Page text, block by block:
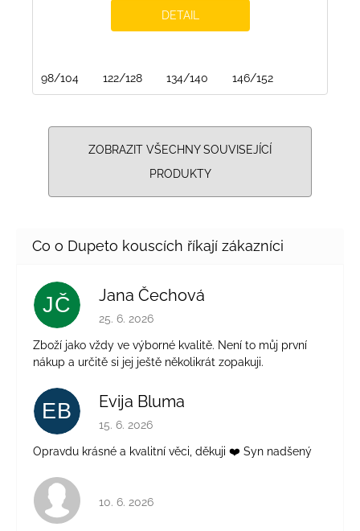
DETAIL
98/104 122/128 134/140 146/152
ZOBRAZIT VŠECHNY SOUVISEJÍCÍ
PRODUKTY
JČ Jana Čechová
Hodnocení obchodu je 5 z 5 hvězdiček.
25. 6. 2026
Zboží jako vždy ve výborné kvalitě. Není to můj první
nákup a určitě si jej ještě několikrát zopakuji.
EB Evija Bluma
Hodnocení obchodu je 5 z 5 hvězdiček.
15. 6. 2026
Opravdu krásné a kvalitní věci, děkuji ❤️ Syn nadšený
Hodnocení obchodu je 4 z 5 hvězdiček.
10. 6. 2026